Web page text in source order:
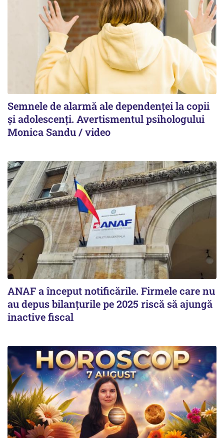
Semnele de alarmă ale dependenței la copii
și adolescenți. Avertismentul psihologului
Monica Sandu / video
ANAF a început notificările. Firmele care nu
au depus bilanțurile pe 2025 riscă să ajungă
inactive fiscal